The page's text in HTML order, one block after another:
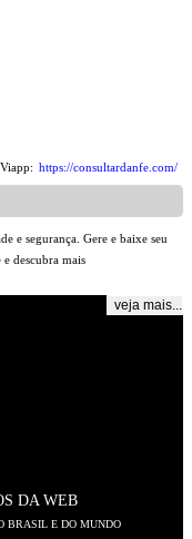
Viapp: https://consultardanfe.com/
e segurança. Gere e baixe seu
descubra mais
veja mais...
DA WEB
BRASIL E DO MUNDO